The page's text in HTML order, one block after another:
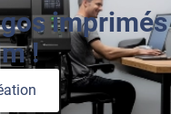
imprimés
!